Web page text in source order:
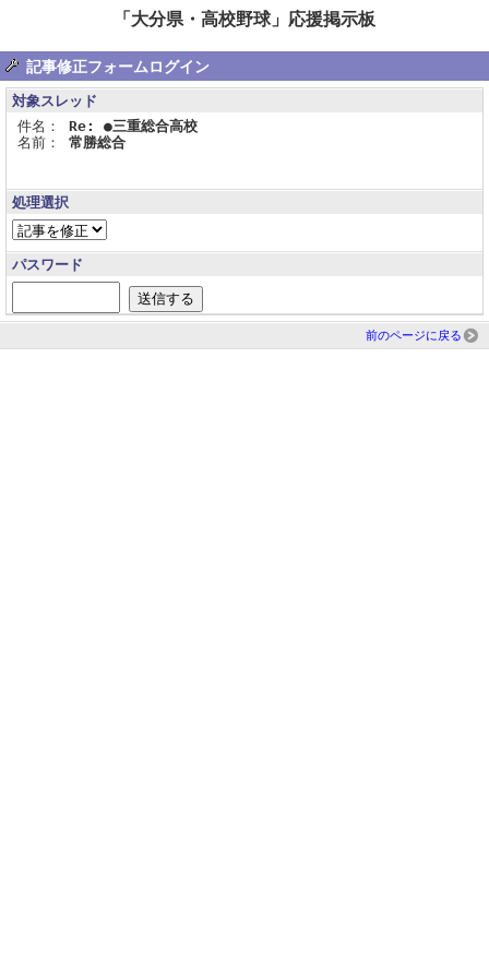
「大分県・高校野球」応援掲示板
記事修正フォームログイン
対象スレッド
件名： Re: ●三重総合高校
名前： 常勝総合
処理選択
パスワード
前のページに戻る